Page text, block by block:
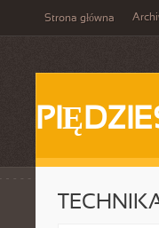
Strona główna